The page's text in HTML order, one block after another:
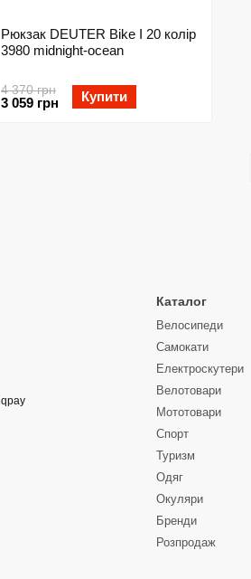
Рюкзак DEUTER Bike I 20 колір
3980 midnight-ocean
4 370 грн
3 059 грн Купити
Каталог
Велосипеди
Самокати
Електроскутери
Велотовари
Мототовари
Спорт
Туризм
Одяг
Окуляри
Бренди
Розпродаж